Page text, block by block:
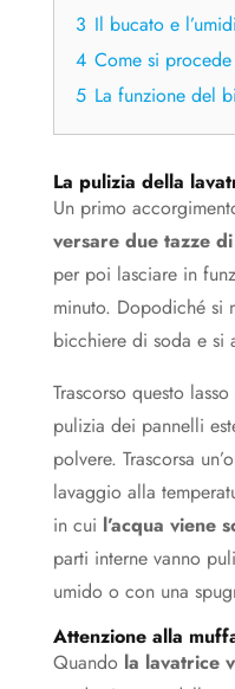
3 Il bucato e
4 Come si procede
5 La funzione del
La pulizia della
Un primo
versare due tazze
per poi lasciare in
minuto. Dopodiché si
bicchiere di soda e si
Trascorso questo
pulizia dei pannelli
polvere. Trascorsa
lavaggio alla
in cui l’acqua viene
parti interne vanno
umido o con una
Attenzione alla
Quando la lavatrice